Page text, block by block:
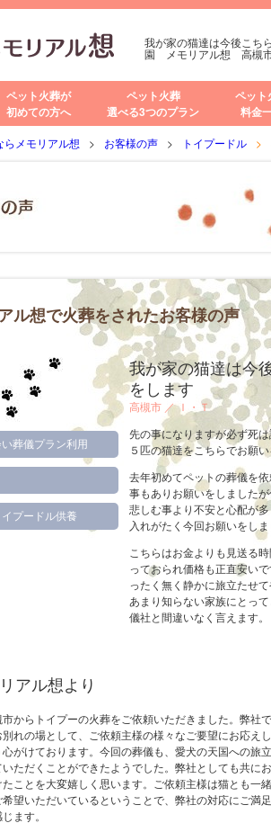
我が家の猫達は今後こち
園 メモリアル想 高槻市
ペット火葬が
初めての方へ
ペット火葬
選べる3つのプラン
ペット
料金
らメモリアル想 お客様の声 トイプードル
ル想で火葬をされたお客様の声
葬儀プラン利用
イプードル供養
我が家の猫達は今
をします
高槻市 ／Ｉ・Ｔ
先の事になりますが必ず死
５匹の猫達をこちらでお願
去年初めてペットの葬儀を
事もありお願いをしました
悲しむ事より不安と心配が
入れがたく今回お願いをしま
こちらはお金よりも見送る
っておられ価格も正直安い
ったく無く静かに旅立たせ
あまり知らない家族にとっ
儀社と間違いなく言えます。
アル想より
からトイプーの火葬をご依頼いただきました。弊社
れの場として、ご依頼主様の様々なご要望にお応え
がけております。今回の葬儀も、愛犬の天国への旅
ただくことができたようでした。弊社としても共に
ことを大変嬉しく思います。ご依頼主様は猫とも一
望いただいているということで、弊社の対応にご満
ます。